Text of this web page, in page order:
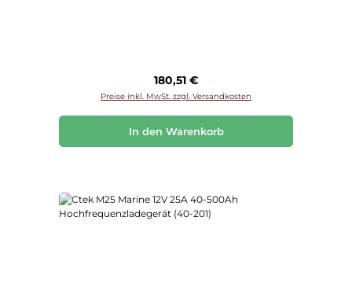
Regulärer Preis:
180,51 €
Preise inkl. MwSt. zzgl. Versandkosten
In den Warenkorb